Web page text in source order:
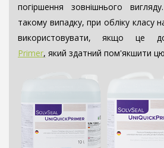
погіршення зовнішнього
такому випадку, при обліку класу
використовувати, якщо це
Primer, який здатний пом'якшити